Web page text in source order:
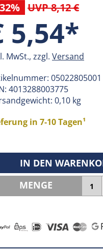
UVP 8,12 €
5,54*
MwSt., zzgl. Versand
05022805001
4013288003775
0,10 kg
in 7-10 Tagen¹
IN DEN
MENGE